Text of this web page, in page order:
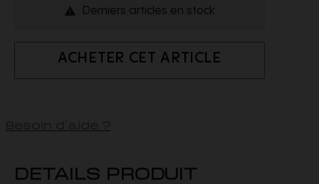
 Derniers articles en stock
ACHETER CET ARTICLE
DETAILS PRODUIT